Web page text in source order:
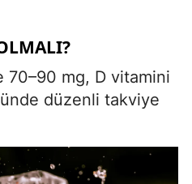
70–90 mg, D vitamini
düzenli takviye